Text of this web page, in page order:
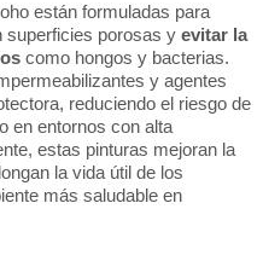
están formuladas para
superficies porosas y evitar la
como hongos y bacterias.
y agentes
reduciendo el riesgo de
en entornos con alta
estas pinturas mejoran la
la vida útil de los
más saludable en